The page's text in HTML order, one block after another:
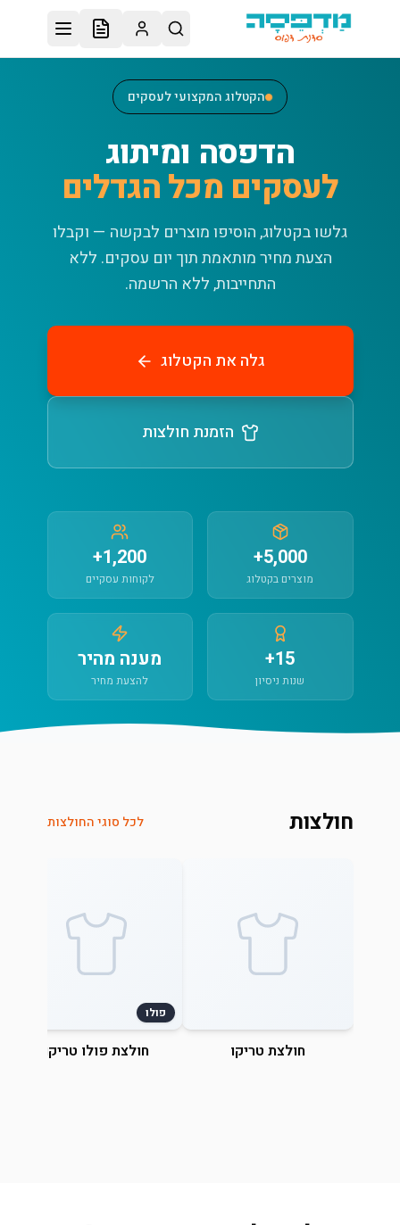
דלג לתוכן הראשי
הקטלוג המקצועי לעסקים
הדפסה ומיתוג
לעסקים מכל הגדלים
גלשו בקטלוג, הוסיפו מוצרים לבקשה — וקבלו
הצעת מחיר מותאמת תוך יום עסקים. ללא
התחייבות, ללא הרשמה.
גלה את הקטלוג
הזמנת חולצות
5,000+
מוצרים בקטלוג
1,200+
לקוחות עסקיים
15+
שנות ניסיון
מענה מהיר
להצעת מחיר
חולצות לכל סוגי החולצות
חולצת טריקו
פולו
חולצת פולו טריקו